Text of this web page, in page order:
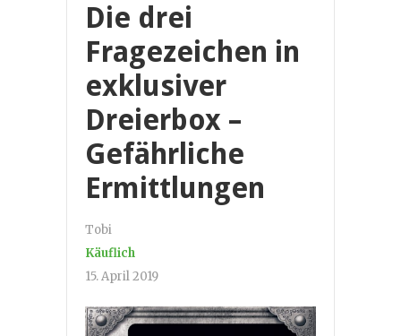
Die drei
Fragezeichen in
exklusiver
Dreierbox –
Gefährliche
Ermittlungen
Tobi
Käuflich
15. April 2019